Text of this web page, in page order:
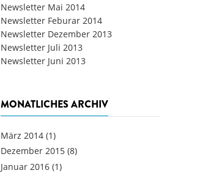
Newsletter Mai 2014
Newsletter Feburar 2014
Newsletter Dezember 2013
Newsletter Juli 2013
Newsletter Juni 2013
MONATLICHES ARCHIV
März 2014 (1)
Dezember 2015 (8)
Januar 2016 (1)